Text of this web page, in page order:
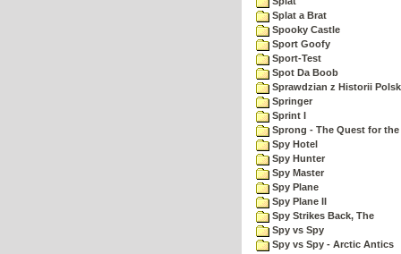
Splat a Brat
Spooky Castle
Sport Goofy
Sport-Test
Spot Da Boob
Sprawdzian z Historii
Springer
Sprint I
Sprong - The Quest for
Spy Hotel
Spy Hunter
Spy Master
Spy Plane
Spy Plane II
Spy Strikes Back, The
Spy vs Spy
Spy vs Spy - Arctic Antics